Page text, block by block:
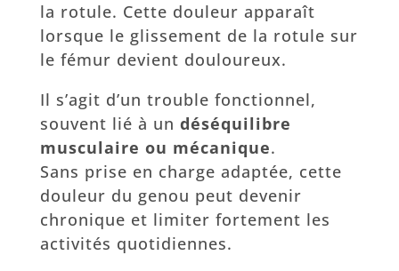
la rotule. Cette douleur apparaît
lorsque le glissement de la rotule sur
le fémur devient douloureux.
Il s’agit d’un trouble fonctionnel,
souvent lié à un déséquilibre
musculaire ou mécanique.
Sans prise en charge adaptée, cette
douleur du genou peut devenir
chronique et limiter fortement les
activités quotidiennes.